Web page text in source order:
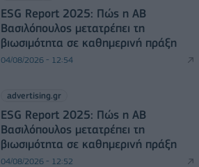
ESG Report 2025: Πώς η ΑΒ
Βασιλόπουλος μετατρέπει τη
βιωσιμότητα σε καθημερινή πράξη
04/08/2026 - 12:54
advertising.gr
ESG Report 2025: Πώς η ΑΒ
Βασιλόπουλος μετατρέπει τη
βιωσιμότητα σε καθημερινή πράξη
04/08/2026 - 12:52